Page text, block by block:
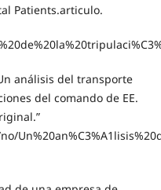
Patients.articulo.
análisis del transporte
del comando de EE.